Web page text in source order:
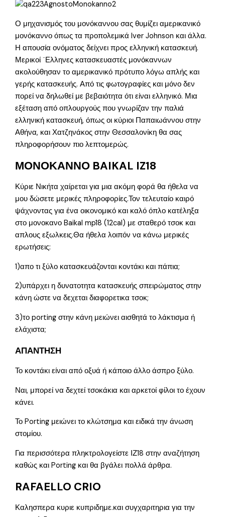
Ο μηχανισμός του μονόκαννου σας θυμίζει αμερικανικό
μονόκαννο όπως τα προπολεμικά Iver Johnson και άλλα.
Η απουσία ονόματος δείχνει προς ελληνική κατασκευή.
Μερικοί ¨Ελληνες κατασκευαστές μονόκαννων
ακολούθησαν το αμερικανικό πρότυπο λόγω απλής και
γερής κατασκευής. Από τις φωτογραφίες και μόνο δεν
πορεί να δηλωθεί με βεβαιότητα ότι είναι ελληνικό. Μια
εξέταση από οπλουργούς που γνωρίζαν την παλιά
ελληνική κατασκευή, όπως οι κύριοι Παπαιωάννου στην
Αθήνα, και Χατζηνάκος στην Θεσσαλονίκη θα σας
πληροφορήσουν πιο λεπτομερώς.
ΜΟΝΟΚΑΝΝΟ BAIKAL IZ18
Κύριε Νικήτα χαίρεται για μια ακόμη φορά θα ήθελα να
μου δώσετε μερικές πληροφορίες.Τον τελευταίο καιρό
ψάχνοντας για ένα οικονομικό και καλό όπλο κατέληξα
στο μονοκανο Baikal mp18 (12cal) με σταθερό τσοκ και
απλους εξωλκεις.Θα ήθελα λοιπόν να κάνω μερικές
ερωτήσεις:
1)απο τι ξύλο κατασκευάζονται κοντάκι και πάπια;
2)υπάρχει η δυνατοτητα κατασκευής σπειρώματος στην
κάνη ώστε να δεχεται διαφορετικα τσοκ;
3)το porting στην κάνη μειώνει αισθητά το λάκτισμα ή
ελάχιστα;
ΑΠΑΝΤΗΣΗ
Το κοντάκι είναι από οξυά ή κάποιο άλλο άσπρο ξύλο.
Ναι, μπορεί να δεχτεί τσοκάκια και αρκετοί φίλοι το έχουν
κάνει.
Το Porting μειώνει το κλώτσημα και ειδικά την άνωση
στομίου.
Για περισσότερα πληκτρολογείστε ΙΖ18 στην αναζήτηση
καθώς και Porting και θα βγάλει πολλά άρθρα.
RAFAELLO CRIO
Καλησπερα κυριε κυπριδημε.και συγχαριτηρια για την